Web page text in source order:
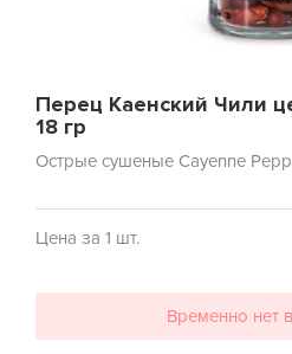
Перец Каенский Чили
18 гр
Острые сушеные Cayenne
Цена за 1 шт.
Временно нет